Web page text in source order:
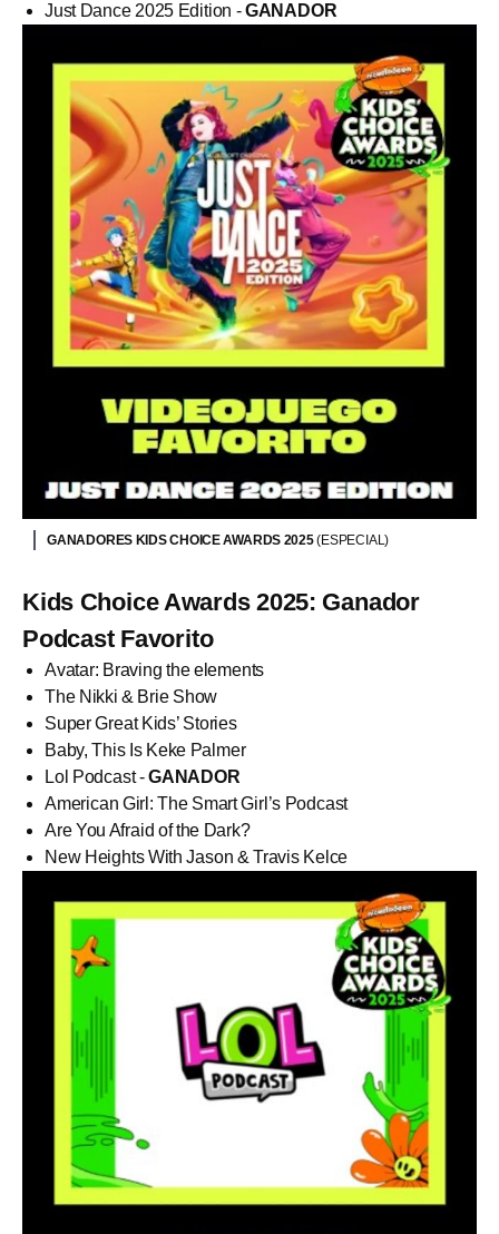
Just Dance 2025 Edition -GANADOR
GANADORES KIDS CHOICE AWARDS 2025(ESPECIAL)
Kids Choice Awards 2025: Ganador
Podcast Favorito
Avatar: Braving the elements
The Nikki & Brie Show
Super Great Kids’ Stories
Baby, This Is Keke Palmer
Lol Podcast -GANADOR
American Girl: The Smart Girl’s Podcast
Are You Afraid of the Dark?
New Heights With Jason & Travis Kelce